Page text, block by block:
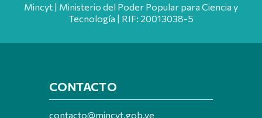
Mincyt | Ministerio del Poder Popular para Ciencia y
Tecnología | RIF: 20013038-5
CONTACTO
contacto@mincyt.gob.ve